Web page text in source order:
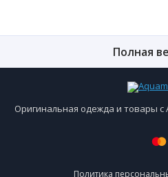
Полная
Оригинальная одежда и товары с
Политика